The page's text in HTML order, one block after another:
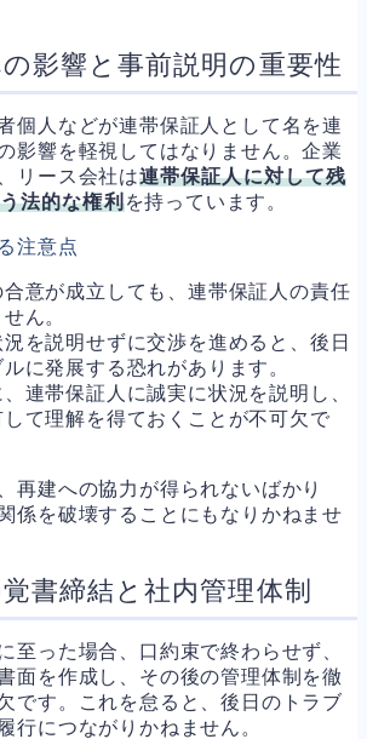
影響と事前説明の重要性
個人などが連帯保証人として名を連
影響を軽視してはなりません。企業
リース会社は連帯保証人に対して残
法的な権利を持っています。
注意点
意が成立しても、連帯保証人の責任
ん。
を説明せずに交渉を進めると、後日
に発展する恐れがあります。
連帯保証人に誠実に状況を説明し、
して理解を得ておくことが不可欠で
再建への協力が得られないばかり
係を破壊することにもなりかねませ
書締結と社内管理体制
至った場合、口約束で終わらせず、
面を作成し、その後の管理体制を徹
です。これを怠ると、後日のトラブ
行につながりかねません。